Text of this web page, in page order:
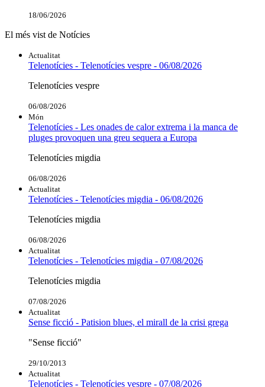
18/06/2026
El més vist de Notícies
Actualitat
Telenotícies - Telenotícies vespre - 06/08/2026
Telenotícies vespre
06/08/2026
Món
Telenotícies - Les onades de calor extrema i la manca de
pluges provoquen una greu sequera a Europa
Telenotícies migdia
06/08/2026
Actualitat
Telenotícies - Telenotícies migdia - 06/08/2026
Telenotícies migdia
06/08/2026
Actualitat
Telenotícies - Telenotícies migdia - 07/08/2026
Telenotícies migdia
07/08/2026
Actualitat
Sense ficció - Patision blues, el mirall de la crisi grega
"Sense ficció"
29/10/2013
Actualitat
Telenotícies - Telenotícies vespre - 07/08/2026